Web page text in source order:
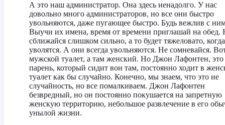
А это наш администратор. Она здесь ненадолго. У нас
довольно много администраторов, но все они быстро
увольняются, даже пугающее быстро. Будь вежлив с
Выучи их имена, время от времени приглашай на обед.
сближайся слишком сильно, а то будет тяжеловато,
уволятся. А они всегда увольняются. Не сомневайся.
мужской туалет, а там женский. Но Джон Лафонтен, это
парень, который сидит вон там, постоянно ходит в
туалет как бы случайно. Конечно, мы знаем, что это не
случайность, но все помалкиваем. Джон Лафонтен
безвредный, но он постоянно покушается на запретную
женскую территорию, небольшое развлечение в его
унылой жизни.